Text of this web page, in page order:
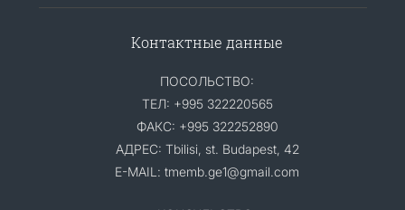
Контактные данные
ПОСОЛЬСТВО:
ТЕЛ: +995 322220565
ФАКС: +995 322252890
АДРЕС: Tbilisi, st. Budapest, 42
E-MAIL: tmemb.ge1@gmail.com